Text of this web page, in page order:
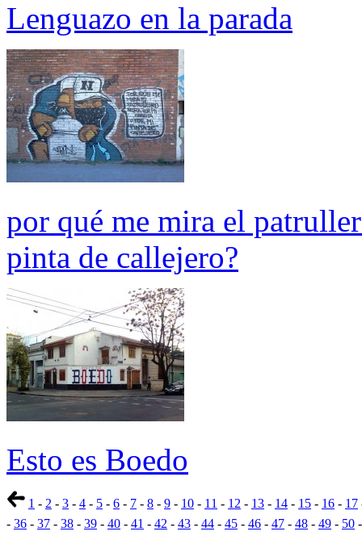
Lenguazo en la parada
por qué me mira el
pinta de callejero?
Esto es Boedo
1 - 2 - 3 - 4 - 5 - 6 - 7 - 8 - 9 - 10 - 11 - 12 - 13 - 14 - 15 - 16 - 17
- 36 - 37 - 38 - 39 - 40 - 41 - 42 - 43 - 44 - 45 - 46 - 47 - 48 - 49 - 50